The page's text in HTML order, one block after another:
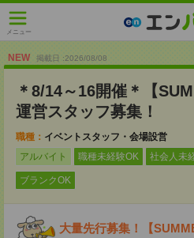
メニュー
NEW 掲載日 :2026/08/08
＊8/14～16開催＊【
運営スタッフ募集！
職種： イベントスタッフ・会場設営
アルバイト
職種未経験OK 社会人未
ブランクOK
大量先行募集！【